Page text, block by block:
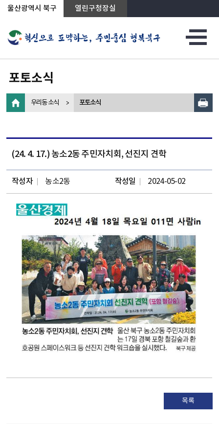
상단메뉴로 바로가기
전체메뉴로 바로가기
왼쪽메뉴로 바로가기
본문으로 바로가기
울산광역시 북구 열린구청장실
포토소식
우리동 소식 포토소식
(24. 4. 17.) 농소2동 주민자치회, 선진지 견학
작성자 농소2동 작성일 2024-05-02
목록